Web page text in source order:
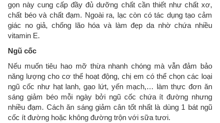
gọn này cung cấp đầy đủ dưỡng chất cần thiết như chất xơ,
chất béo và chất đạm. Ngoài ra, lạc còn có tác dụng tạo cảm
giác no giả, chống lão hóa và làm đẹp da nhờ chứa nhiều
vitamin E.
Ngũ cốc
Nếu muốn tiêu hao mỡ thừa nhanh chóng mà vẫn đảm bảo
năng lượng cho cơ thể hoạt động, chị em có thể chọn các loại
ngũ cốc như hạt lanh, gạo lứt, yến mạch,… làm thực đơn ăn
sáng giảm béo mỗi ngày bởi ngũ cốc chứa ít đường nhưng
nhiều đạm. Cách ăn sáng giảm cân tốt nhất là dùng 1 bát ngũ
cốc ít đường hoặc không đường trộn với sữa tươi.